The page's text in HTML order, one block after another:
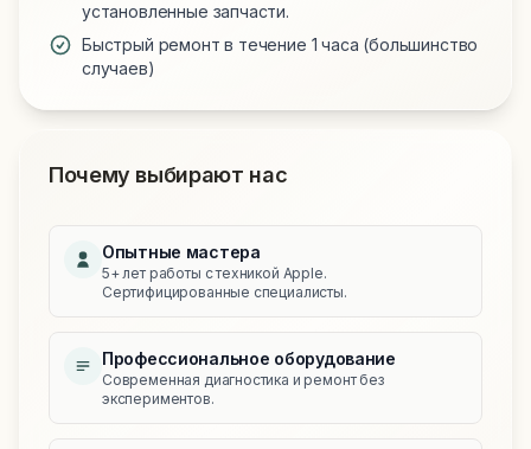
установленные запчасти.
Быстрый ремонт в течение 1 часа (большинство
случаев)
Почему выбирают нас
Опытные мастера
5+ лет работы с техникой Apple.
Сертифицированные специалисты.
Профессиональное оборудование
Современная диагностика и ремонт без
экспериментов.